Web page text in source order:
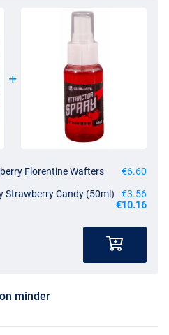
Florentine Wafters
€6.60
Strawberry Candy (50ml)
€3.56
€10.16
minder